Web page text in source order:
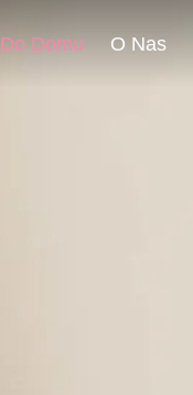
Do Domu O Nas